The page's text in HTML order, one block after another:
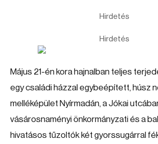
Hirdetés
Hirdetés
Május 21-én kora hajnalban teljes
egy családi házzal egybeépített, húsz
melléképület Nyírmadán, a Jókai
vásárosnaményi önkormányzati és a
hivatásos tűzoltók két gyorssugárral